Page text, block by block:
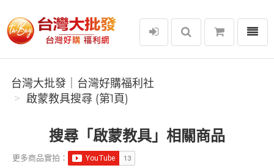
台灣大批發｜台灣好購福利社
選單
台灣大批發｜台灣好購福利社
啟蒙教具搜尋 (第1頁)
搜尋「啟蒙教具」相關商品
更多商品實拍：